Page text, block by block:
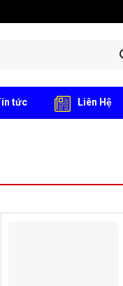
tức Liên Hệ